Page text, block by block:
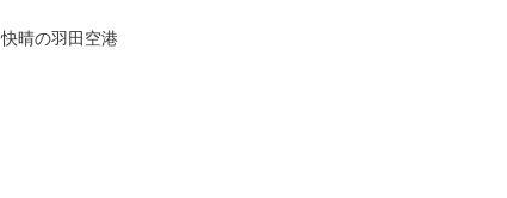
快晴の羽田空港